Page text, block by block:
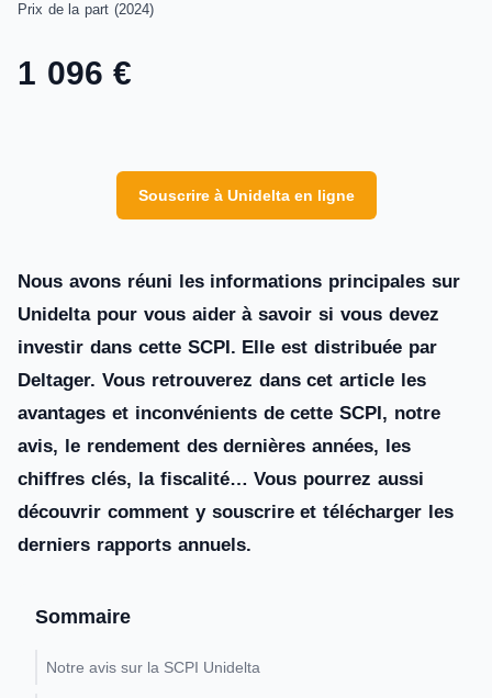
Prix de la part (2024)
1 096 €
Souscrire à Unidelta en ligne
Nous avons réuni les informations principales sur
Unidelta pour vous aider à savoir si vous devez
investir dans cette SCPI. Elle est distribuée par
Deltager. Vous retrouverez dans cet article les
avantages et inconvénients de cette SCPI, notre
avis, le rendement des dernières années, les
chiffres clés, la fiscalité… Vous pourrez aussi
découvrir comment y souscrire et télécharger les
derniers rapports annuels.
Sommaire
Notre avis sur la SCPI Unidelta